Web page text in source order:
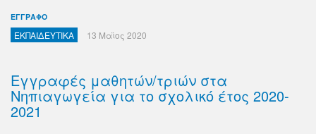
ΕΓΓΡΑΦΟ
ΕΚΠΑΙΔΕΥΤΙΚΑ 13 Μαϊος 2020
Εγγραφές μαθητών/τριών στα
Νηπιαγωγεία για το σχολικό έτος 2020-
2021